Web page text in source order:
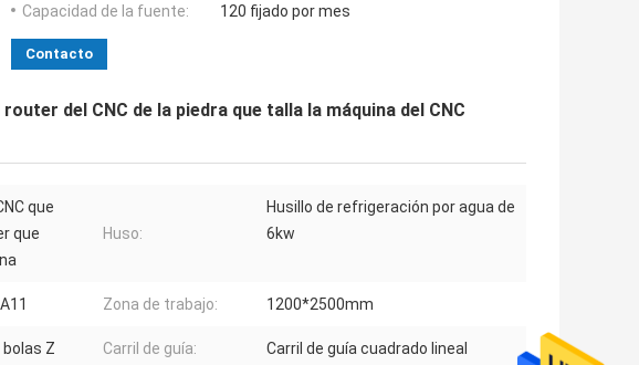
Capacidad de la fuente:
120 fijado por mes
Contacto
del CNC de la piedra que talla la máquina del CNC
que
que
Huso:
Husillo de refrigeración por agua de
6kw
Zona de trabajo: 1200*2500mm
bolas Z Carril de guía: Carril de guía cuadrado lineal